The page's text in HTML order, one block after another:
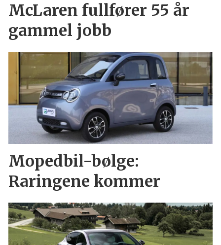
McLaren fullfører 55 år
gammel jobb
Mopedbil-bølge:
Raringene kommer